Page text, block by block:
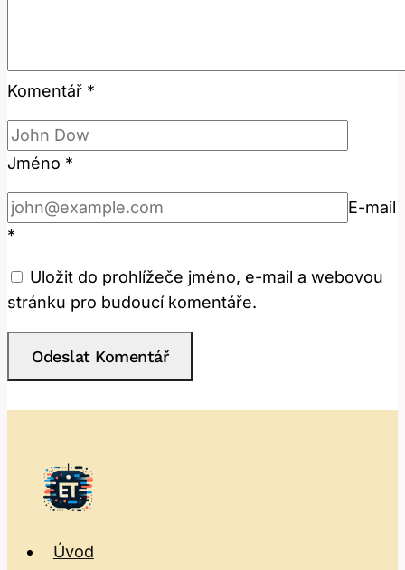
Komentář *
Jméno *
E-mail
*
Uložit do prohlížeče jméno, e-mail a webovou
stránku pro budoucí komentáře.
Úvod